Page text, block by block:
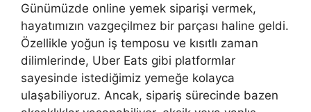
Günümüzde online yemek siparişi vermek,
hayatımızın vazgeçilmez bir parçası haline geldi.
Özellikle yoğun iş temposu ve kısıtlı zaman
dilimlerinde, Uber Eats gibi platformlar
sayesinde istediğimiz yemeğe kolayca
ulaşabiliyoruz. Ancak, sipariş sürecinde bazen